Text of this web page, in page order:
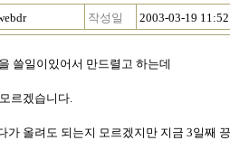
작성일 2003-03-19 11:52
쓸일이있어서 만드렬고 하는데
르겠습니다.
가 올려도 되는지 모르겠지만 지금 3일째